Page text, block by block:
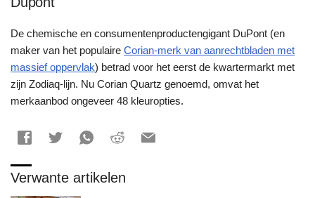
De chemische en consumentenproductengigant DuPont (en
maker van het populaire Corian-merk van aanrechtbladen met
massief oppervlak) betrad voor het eerst de kwartermarkt met
zijn Zodiaq-lijn. Nu Corian Quartz genoemd, omvat het
merkaanbod ongeveer 48 kleuropties.
Verwante artikelen